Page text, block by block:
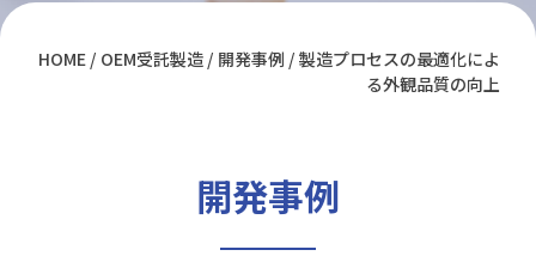
HOME OEM受託製造 開発事例
製造プロセスの最適化によ
る外観品質の向上
開発事例